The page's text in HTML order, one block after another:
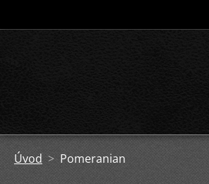
Úvod > Pomeranian